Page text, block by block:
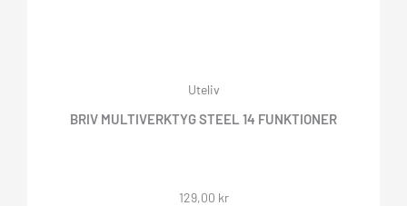
Uteliv
BRIV MULTIVERKTYG STEEL 14 FUNKTIONER
129,00 kr